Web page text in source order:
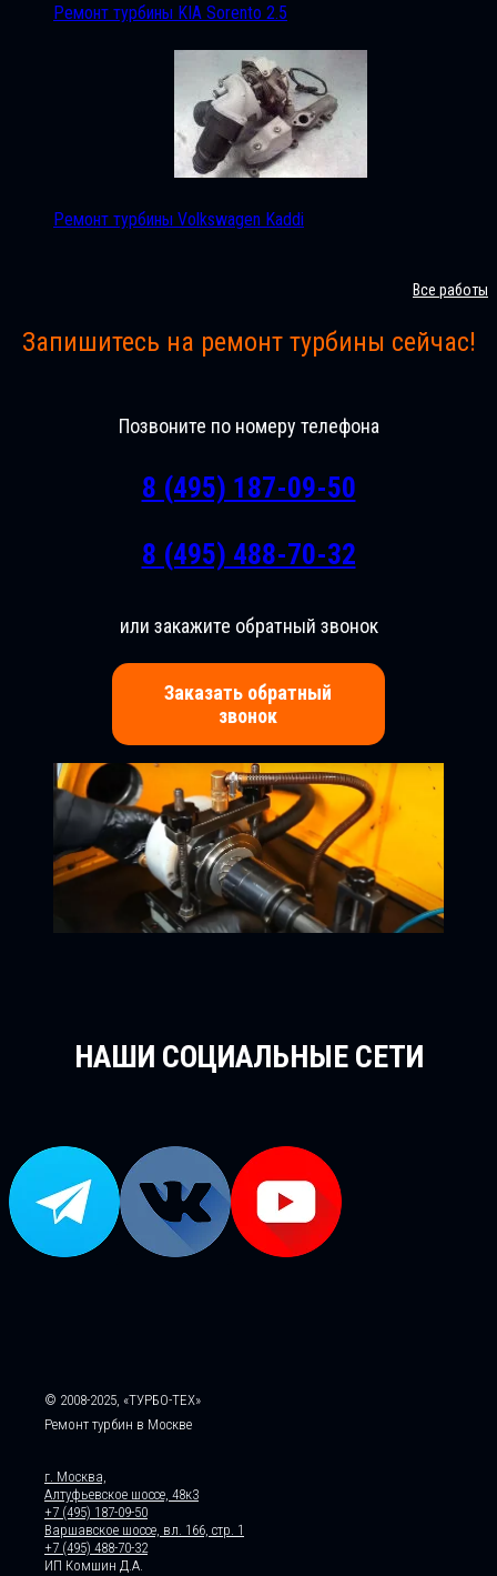
Ремонт турбины KIA Sorento 2.5
Ремонт турбины Volkswagen Kaddi
Все работы
Запишитесь на ремонт турбины сейчас!
Позвоните по номеру телефона
8 (495) 187-09-50
8 (495) 488-70-32
или закажите обратный звонок
Заказать обратный
звонок
НАШИ СОЦИАЛЬНЫЕ СЕТИ
© 2008-2025, «ТУРБО-ТЕХ»
Ремонт турбин в Москве
г. Москва,
Алтуфьевское шоссе, 48к3
+7 (495) 187-09-50
Варшавское шоссе, вл. 166, стр. 1
+7 (495) 488-70-32
ИП Комшин Д.А.